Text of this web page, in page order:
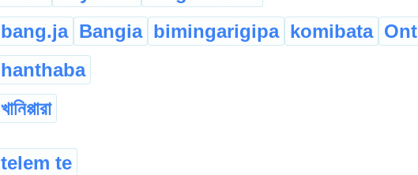
bang.ja Bangia bimingarigipa komibata
hanthaba
খানিপ্পারা
telem te